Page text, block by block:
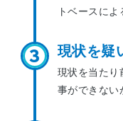
トベースに
3 現状を疑
現状を当たり
事ができない